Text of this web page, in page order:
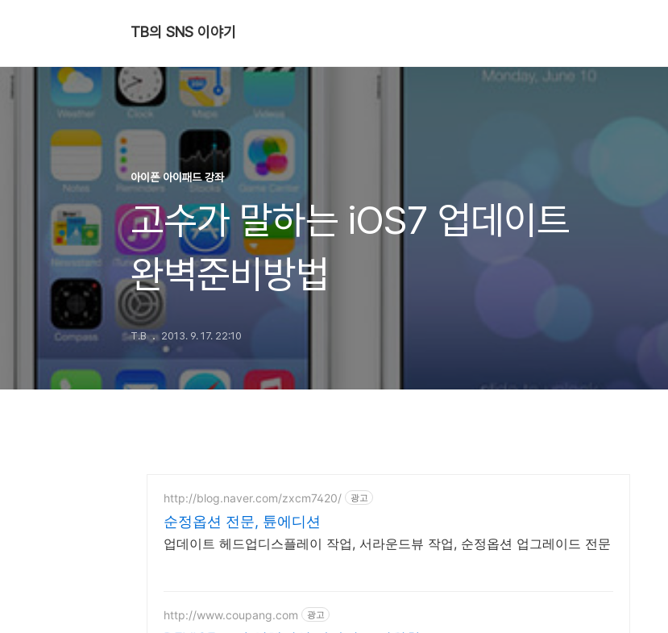
TB의 SNS 이야기
아이폰 아이패드 강좌
고수가 말하는 iOS7 업데이트
완벽준비방법
T.B 2013. 9. 17. 22:10
http://blog.naver.com/zxcm7420/ 광고
순정옵션 전문, 튠에디션
업데이트 헤드업디스플레이 작업, 서라운드뷰 작업, 순정옵션 업그레이드 전문
http://www.coupang.com 광고